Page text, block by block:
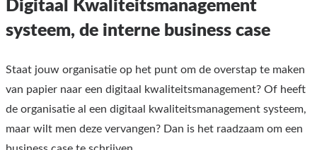
Digitaal Kwaliteitsmanagement
systeem, de interne business case
Staat jouw organisatie op het punt om de overstap te maken
van papier naar een digitaal kwaliteitsmanagement? Of heeft
de organisatie al een digitaal kwaliteitsmanagement systeem,
maar wilt men deze vervangen? Dan is het raadzaam om een